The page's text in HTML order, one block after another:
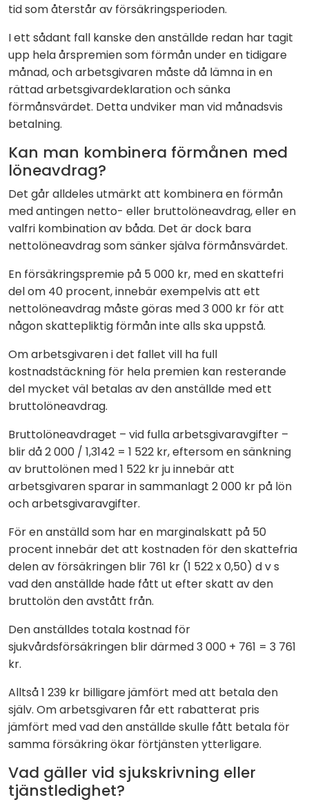
tid som återstår av försäkringsperioden.
I ett sådant fall kanske den anställde redan har tagit
upp hela årspremien som förmån under en tidigare
månad, och arbetsgivaren måste då lämna in en
rättad arbetsgivardeklaration och sänka
förmånsvärdet. Detta undviker man vid månadsvis
betalning.
Kan man kombinera förmånen med
löneavdrag?
Det går alldeles utmärkt att kombinera en förmån
med antingen netto- eller bruttolöneavdrag, eller en
valfri kombination av båda. Det är dock bara
nettolöneavdrag som sänker själva förmånsvärdet.
En försäkringspremie på 5 000 kr, med en skattefri
del om 40 procent, innebär exempelvis att ett
nettolöneavdrag måste göras med 3 000 kr för att
någon skattepliktig förmån inte alls ska uppstå.
Om arbetsgivaren i det fallet vill ha full
kostnadstäckning för hela premien kan resterande
del mycket väl betalas av den anställde med ett
bruttolöneavdrag.
Bruttolöneavdraget – vid fulla arbetsgivaravgifter –
blir då 2 000 / 1,3142 = 1 522 kr, eftersom en sänkning
av bruttolönen med 1 522 kr ju innebär att
arbetsgivaren sparar in sammanlagt 2 000 kr på lön
och arbetsgivaravgifter.
För en anställd som har en marginalskatt på 50
procent innebär det att kostnaden för den skattefria
delen av försäkringen blir 761 kr (1 522 x 0,50) d v s
vad den anställde hade fått ut efter skatt av den
bruttolön den avstått från.
Den anställdes totala kostnad för
sjukvårdsförsäkringen blir därmed 3 000 + 761 = 3 761
kr.
Alltså 1 239 kr billigare jämfört med att betala den
själv. Om arbetsgivaren får ett rabatterat pris
jämfört med vad den anställde skulle fått betala för
samma försäkring ökar förtjänsten ytterligare.
Vad gäller vid sjukskrivning eller
tjänstledighet?